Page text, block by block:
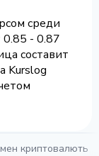
среди
0.85 - 0.87
составит
Kurslog
криптовалюты